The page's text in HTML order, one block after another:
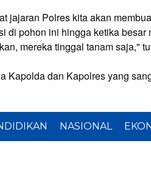
NASIONAL
jajaran Polres kita akan
di pohon ini hingga ketika besar
mereka tinggal tanam saja,"
Kapolda dan Kapolres yang